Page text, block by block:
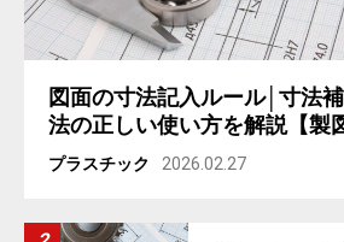
図面の寸法記入ルール│寸法
法の正しい使い方を解説【製
プラスチック 2026.02.27